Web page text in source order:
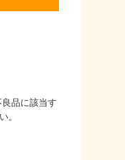
品に該当す
。